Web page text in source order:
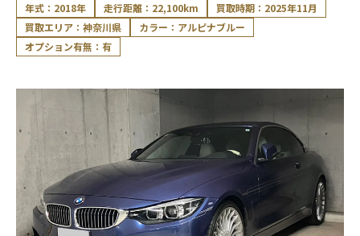
年式：2018年 走行距離：22,100km
買取時期：2025年11月
買取エリア：神奈川県
カラー：アルピナブルー
オプション有無：有